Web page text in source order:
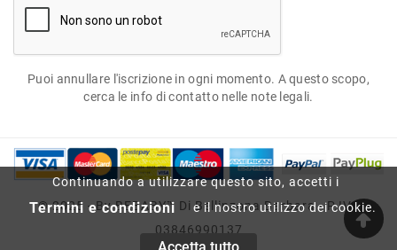
Continuando a utilizzare questo sito, accetti i
Termini e condizioni e il nostro utilizzo dei cookie.
Puoi annullare l'iscrizione in ogni momento. A questo scopo,
cerca le info di contatto nelle note legali.
© 2025 - By BEBABY™ Di Bellinzona Barbara - P.IVA
03846990137